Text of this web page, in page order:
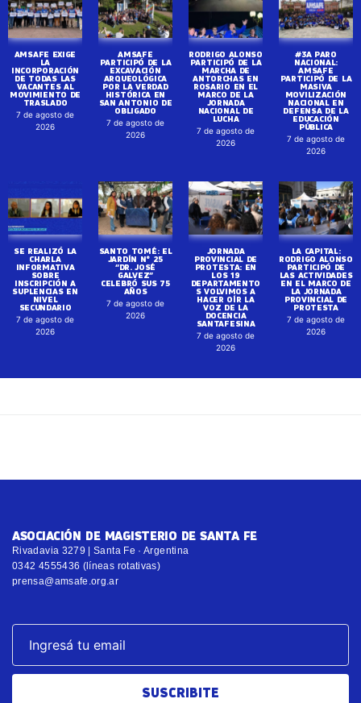
AMSAFE EXIGE
LA
INCORPORACIÓN
DE TODAS LAS
VACANTES AL
MOVIMIENTO DE
TRASLADO
7 de agosto de
2026
AMSAFE
PARTICIPÓ DE LA
EXCAVACIÓN
ARQUEOLÓGICA
POR LA VERDAD
HISTÓRICA EN
SAN ANTONIO DE
OBLIGADO
7 de agosto de
2026
RODRIGO ALONSO
PARTICIPÓ DE LA
MARCHA DE
ANTORCHAS EN
ROSARIO EN EL
MARCO DE LA
JORNADA
NACIONAL DE
LUCHA
7 de agosto de
2026
#3A PARO
NACIONAL:
AMSAFE
PARTICIPÓ DE LA
MASIVA
MOVILIZACIÓN
NACIONAL EN
DEFENSA DE LA
EDUCACIÓN
PÚBLICA
7 de agosto de
2026
SE REALIZÓ LA
CHARLA
INFORMATIVA
SOBRE
INSCRIPCIÓN A
SUPLENCIAS EN
NIVEL
SECUNDARIO
7 de agosto de
2026
SANTO TOMÉ: EL
JARDÍN N° 25
“DR. JOSÉ
GALVEZ”
CELEBRÓ SUS 75
AÑOS
7 de agosto de
2026
JORNADA
PROVINCIAL DE
PROTESTA: EN
LOS 19
DEPARTAMENTO
S VOLVIMOS A
HACER OÍR LA
VOZ DE LA
DOCENCIA
SANTAFESINA
7 de agosto de
2026
LA CAPITAL:
RODRIGO ALONSO
PARTICIPÓ DE
LAS ACTIVIDADES
EN EL MARCO DE
LA JORNADA
PROVINCIAL DE
PROTESTA
7 de agosto de
2026
ASOCIACIÓN DE MAGISTERIO DE SANTA FE
Rivadavia 3279 | Santa Fe · Argentina
0342 4555436 (líneas rotativas)
prensa@amsafe.org.ar
SUSCRIBITE